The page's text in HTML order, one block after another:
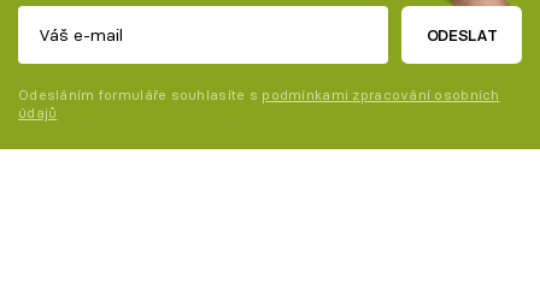
ODESLAT
Odesláním formuláře souhlasíte s podmínkami zpracování osobních
údajů